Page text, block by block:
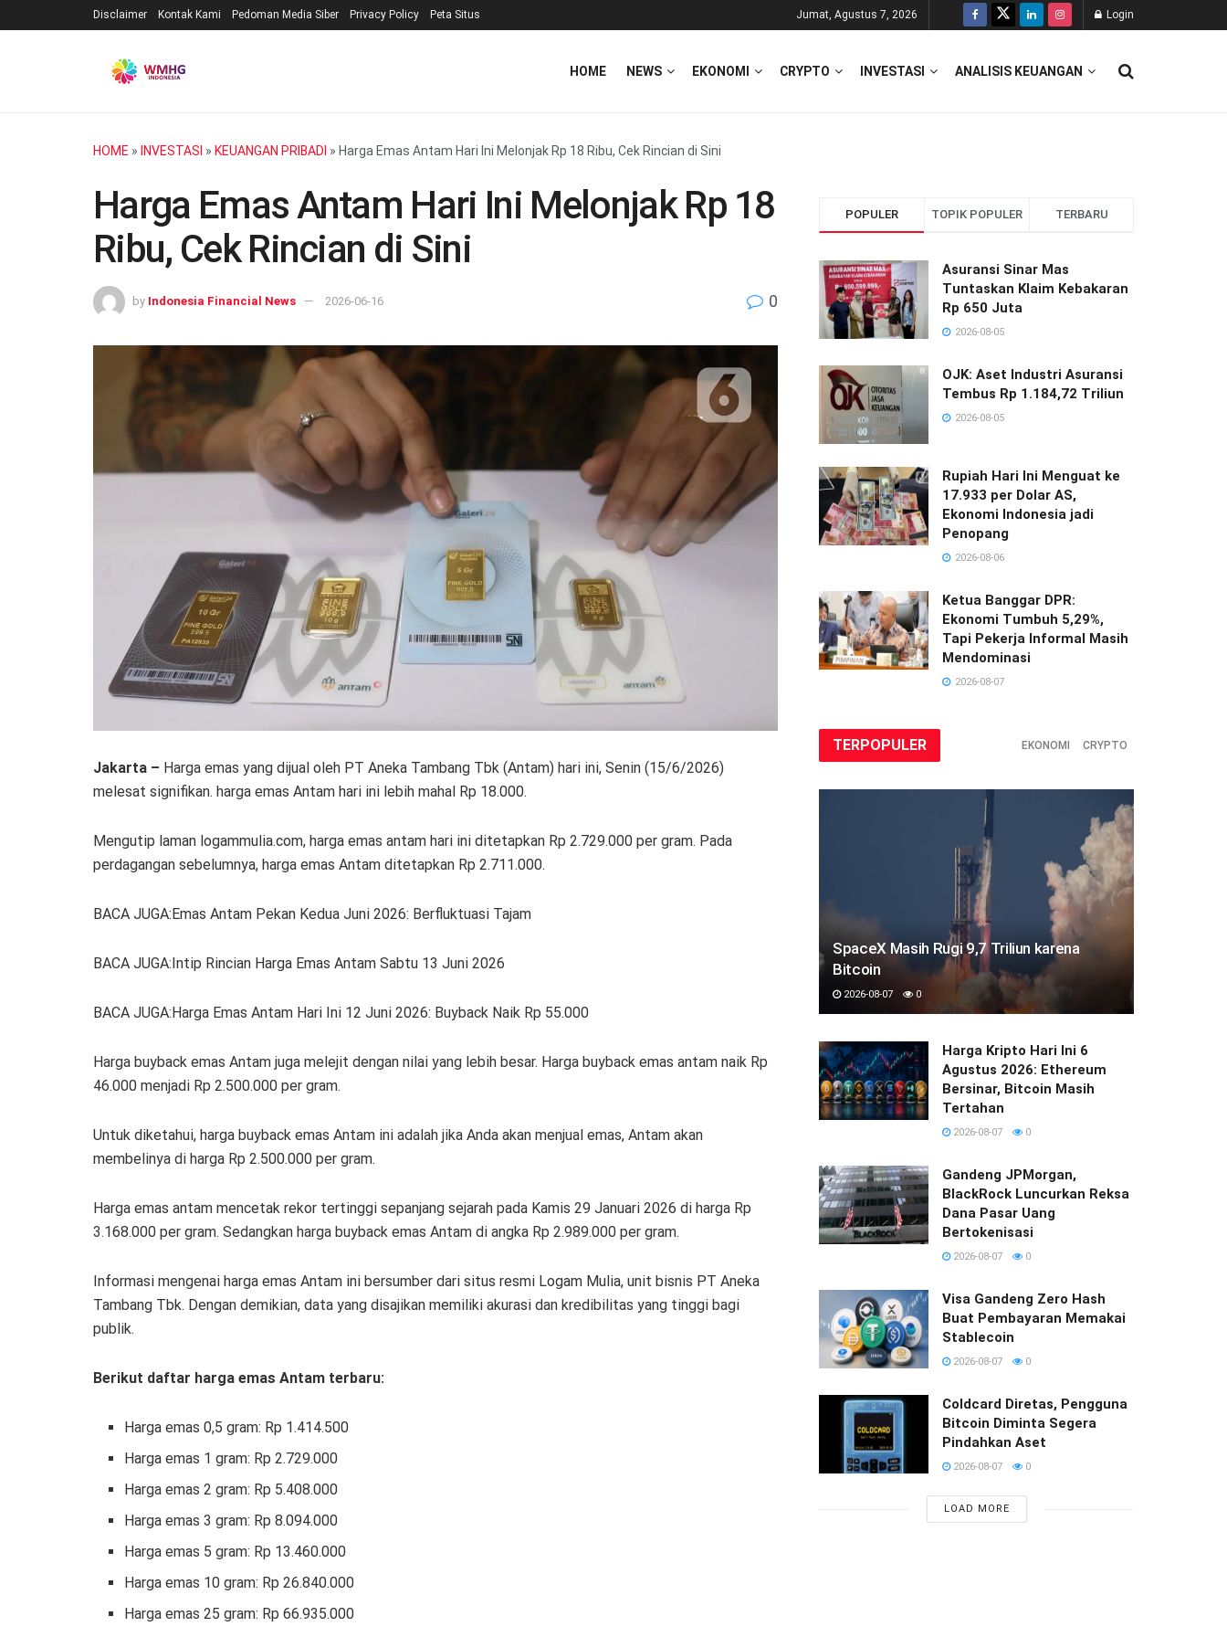
Disclaimer Kontak Kami Pedoman Media Siber Privacy Policy Peta Situs Jumat, Agustus 7, 2026 Login
HOME NEWS EKONOMI CRYPTO INVESTASI ANALISIS KEUANGAN
HOME » INVESTASI » KEUANGAN PRIBADI » Harga Emas Antam Hari Ini Melonjak Rp 18 Ribu, Cek Rincian di Sini
Harga Emas Antam Hari Ini Melonjak Rp 18
Ribu, Cek Rincian di Sini
by Indonesia Financial News 2026-06-16 0
Jakarta – Harga emas yang dijual oleh PT Aneka Tambang Tbk (Antam) hari ini, Senin (15/6/2026)
melesat signifikan. harga emas Antam hari ini lebih mahal Rp 18.000.
Mengutip laman logammulia.com, harga emas antam hari ini ditetapkan Rp 2.729.000 per gram. Pada
perdagangan sebelumnya, harga emas Antam ditetapkan Rp 2.711.000.
BACA JUGA:Emas Antam Pekan Kedua Juni 2026: Berfluktuasi Tajam
BACA JUGA:Intip Rincian Harga Emas Antam Sabtu 13 Juni 2026
BACA JUGA:Harga Emas Antam Hari Ini 12 Juni 2026: Buyback Naik Rp 55.000
Harga buyback emas Antam juga melejit dengan nilai yang lebih besar. Harga buyback emas antam naik Rp
46.000 menjadi Rp 2.500.000 per gram.
Untuk diketahui, harga buyback emas Antam ini adalah jika Anda akan menjual emas, Antam akan
membelinya di harga Rp 2.500.000 per gram.
Harga emas antam mencetak rekor tertinggi sepanjang sejarah pada Kamis 29 Januari 2026 di harga Rp
3.168.000 per gram. Sedangkan harga buyback emas Antam di angka Rp 2.989.000 per gram.
Informasi mengenai harga emas Antam ini bersumber dari situs resmi Logam Mulia, unit bisnis PT Aneka
Tambang Tbk. Dengan demikian, data yang disajikan memiliki akurasi dan kredibilitas yang tinggi bagi
publik.
Berikut daftar harga emas Antam terbaru:
Harga emas 0,5 gram: Rp 1.414.500
Harga emas 1 gram: Rp 2.729.000
Harga emas 2 gram: Rp 5.408.000
Harga emas 3 gram: Rp 8.094.000
Harga emas 5 gram: Rp 13.460.000
Harga emas 10 gram: Rp 26.840.000
Harga emas 25 gram: Rp 66.935.000
POPULER TOPIK POPULER TERBARU
Asuransi Sinar Mas
Tuntaskan Klaim Kebakaran
Rp 650 Juta
2026-08-05
OJK: Aset Industri Asuransi
Tembus Rp 1.184,72 Triliun
2026-08-05
Rupiah Hari Ini Menguat ke
17.933 per Dolar AS,
Ekonomi Indonesia jadi
Penopang
2026-08-06
Ketua Banggar DPR:
Ekonomi Tumbuh 5,29%,
Tapi Pekerja Informal Masih
Mendominasi
2026-08-07
TERPOPULER EKONOMI CRYPTO
SpaceX Masih Rugi 9,7 Triliun karena
Bitcoin
2026-08-07 0
Harga Kripto Hari Ini 6
Agustus 2026: Ethereum
Bersinar, Bitcoin Masih
Tertahan
2026-08-07 0
Gandeng JPMorgan,
BlackRock Luncurkan Reksa
Dana Pasar Uang
Bertokenisasi
2026-08-07 0
Visa Gandeng Zero Hash
Buat Pembayaran Memakai
Stablecoin
2026-08-07 0
Coldcard Diretas, Pengguna
Bitcoin Diminta Segera
Pindahkan Aset
2026-08-07 0
LOAD MORE